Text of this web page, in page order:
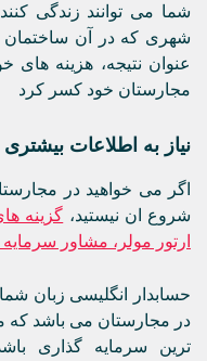
شما می توانند زندگی
شهری که در آن ساختمان
عنوان نتیجه، هزینه های
مجارستان خود کسر کرد
نیاز به اطلاعات بیشتری
اگر می خواهید در
شروع ان نیستید، گزینه
ارتور مولر، مشاور
حسابدار انگلیسی زبان
در مجارستان می باشد
ترین سرمایه گذاری